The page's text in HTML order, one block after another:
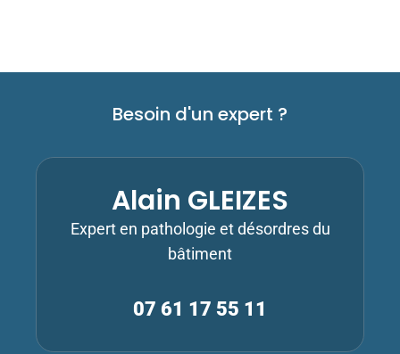
Besoin d'un expert ?
Alain GLEIZES
Expert en pathologie et désordres du
bâtiment
07 61 17 55 11